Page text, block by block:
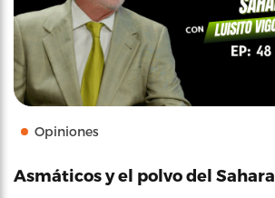
Opiniones
Asmáticos y el polvo del Sahara